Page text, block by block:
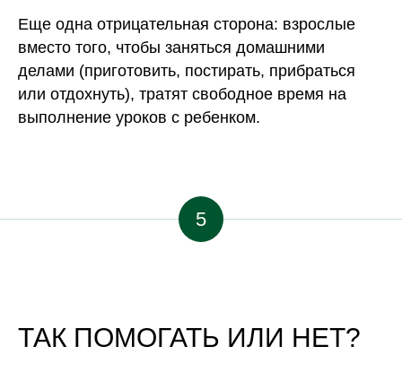
Еще одна отрицательная сторона: взрослые
вместо того, чтобы заняться домашними
делами (приготовить, постирать, прибраться
или отдохнуть), тратят свободное время на
выполнение уроков с ребенком.
5
ТАК ПОМОГАТЬ ИЛИ НЕТ?